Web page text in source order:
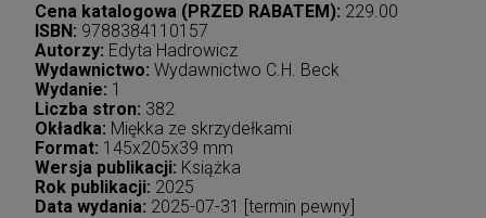
Cena katalogowa (PRZED RABATEM): 229.00
ISBN: 9788384110157
Autorzy: Edyta Hadrowicz
Wydawnictwo: Wydawnictwo C.H. Beck
Wydanie: 1
Liczba stron: 382
Okładka: Miękka ze skrzydełkami
Format: 145x205x39 mm
Wersja publikacji: Książka
Rok publikacji: 2025
Data wydania: 2025-07-31 [termin pewny]